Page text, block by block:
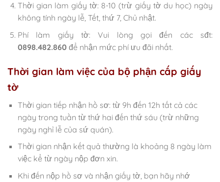
Thời gian làm giấy tờ: 8-10 (trừ giấy tờ du học) ngày
không tính ngày lễ, Tết, thứ 7, Chủ nhật.
Phí làm giấy tờ: Vui lòng gọi đến các sđt:
0898.482.860 để nhận mức phí ưu đãi nhất.
Thời gian làm việc của bộ phận cấp giấy
tờ
Thời gian tiếp nhận hồ sơ: từ 9h đến 12h tất cả các
ngày trong tuần từ thứ hai đến thứ sáu (trừ những
ngày nghỉ lễ của sứ quán).
Thời gian nhận kết quả thường là khoảng 8 ngày làm
việc kể từ ngày nộp đơn xin.
Khi đến nộp hồ sơ và nhận giấy tờ, bạn hãy nhớ